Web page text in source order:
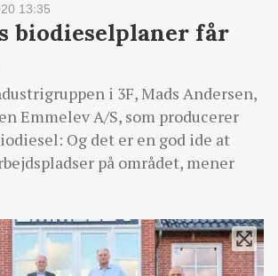
13:35
biodieselplaner får
i 3F, Mads Andersen,
Emmelev A/S, som producerer
Og det er en god ide at
på området, mener